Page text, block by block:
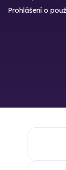
Prohlášení o